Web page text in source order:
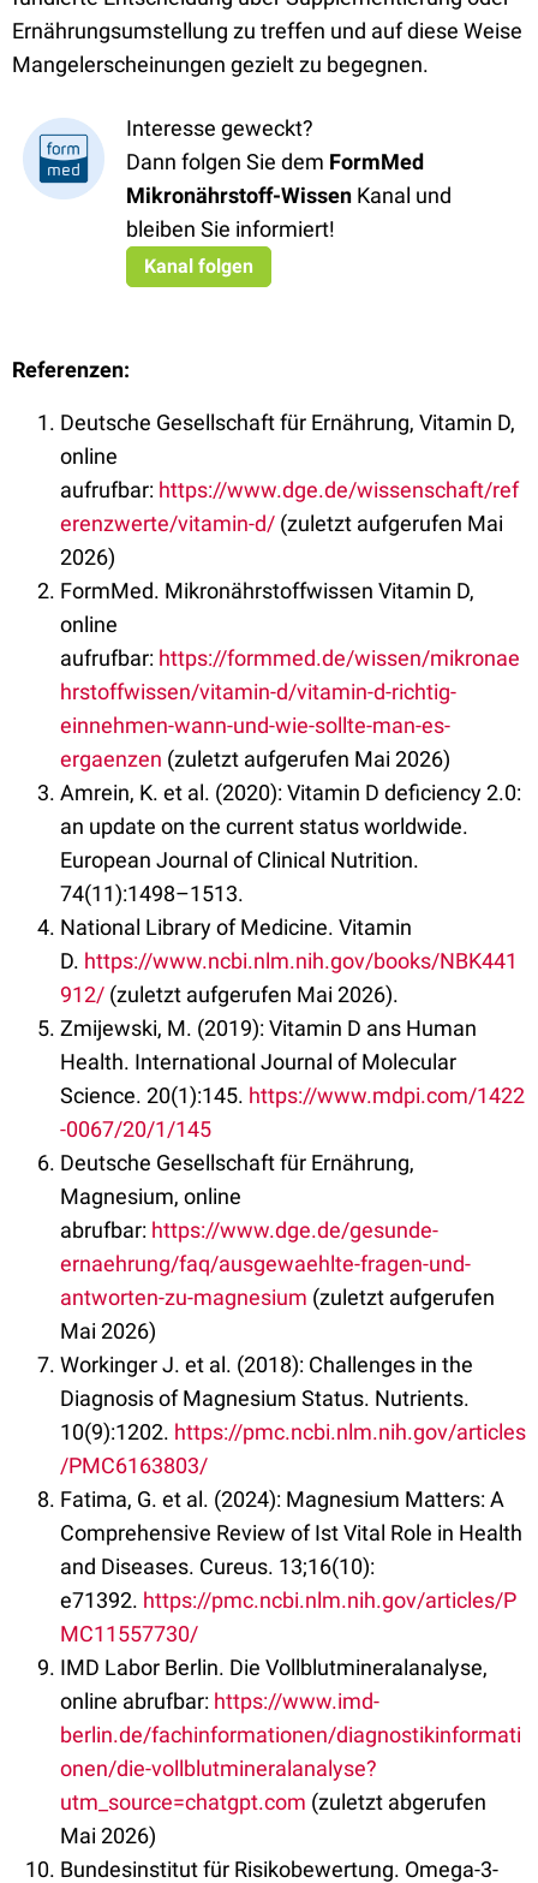
Ernährungsumstellung zu treffen und auf diese Weise
Mangelerscheinungen gezielt zu begegnen.
Interesse geweckt?
Dann folgen Sie dem FormMed
Mikronährstoff-Wissen Kanal und
bleiben Sie informiert!
Kanal folgen
Referenzen:
Deutsche Gesellschaft für Ernährung, Vitamin D,
online
aufrufbar: https://www.dge.de/wissenschaft/ref
erenzwerte/vitamin-d/ (zuletzt aufgerufen Mai
2026)
FormMed. Mikronährstoffwissen Vitamin D,
online
aufrufbar: https://formmed.de/wissen/mikronae
hrstoffwissen/vitamin-d/vitamin-d-richtig-
einnehmen-wann-und-wie-sollte-man-es-
ergaenzen (zuletzt aufgerufen Mai 2026)
Amrein, K. et al. (2020): Vitamin D deficiency 2.0:
an update on the current status worldwide.
European Journal of Clinical Nutrition.
74(11):1498–1513.
National Library of Medicine. Vitamin
D. https://www.ncbi.nlm.nih.gov/books/NBK441
912/ (zuletzt aufgerufen Mai 2026).
Zmijewski, M. (2019): Vitamin D ans Human
Health. International Journal of Molecular
Science. 20(1):145. https://www.mdpi.com/1422
-0067/20/1/145
Deutsche Gesellschaft für Ernährung,
Magnesium, online
abrufbar: https://www.dge.de/gesunde-
ernaehrung/faq/ausgewaehlte-fragen-und-
antworten-zu-magnesium (zuletzt aufgerufen
Mai 2026)
Workinger J. et al. (2018): Challenges in the
Diagnosis of Magnesium Status. Nutrients.
10(9):1202. https://pmc.ncbi.nlm.nih.gov/articles
/PMC6163803/
Fatima, G. et al. (2024): Magnesium Matters: A
Comprehensive Review of Ist Vital Role in Health
and Diseases. Cureus. 13;16(10):
e71392. https://pmc.ncbi.nlm.nih.gov/articles/P
MC11557730/
IMD Labor Berlin. Die Vollblutmineralanalyse,
online abrufbar: https://www.imd-
berlin.de/fachinformationen/diagnostikinformati
onen/die-vollblutmineralanalyse?
utm_source=chatgpt.com (zuletzt abgerufen
Mai 2026)
Bundesinstitut für Risikobewertung. Omega-3-